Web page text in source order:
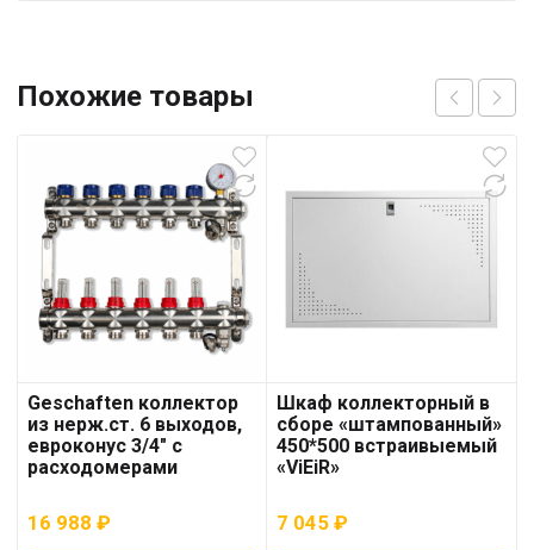
Похожие товары
Geschaften коллектор
из нерж.ст. 6 выходов,
евроконус 3/4″ с
расходомерами
16 988 ₽
Шкаф коллекторный в
сборе «штампованный»
450*500 встраивыемый
«ViEiR»
7 045₽